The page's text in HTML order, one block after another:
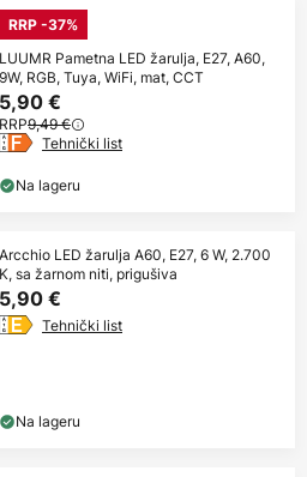
RRP -37%
LUUMR Pametna LED žarulja, E27, A60,
9W, RGB, Tuya, WiFi, mat, CCT
5,90 €
RRP9,49 €
Tehnički list
Na lageru
Arcchio LED žarulja A60, E27, 6 W, 2.700
K, sa žarnom niti, prigušiva
5,90 €
Tehnički list
Na lageru